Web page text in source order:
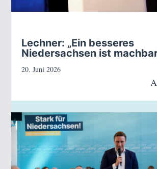
Lechner: „Ein besseres
Niedersachsen ist
20. Juni 2026